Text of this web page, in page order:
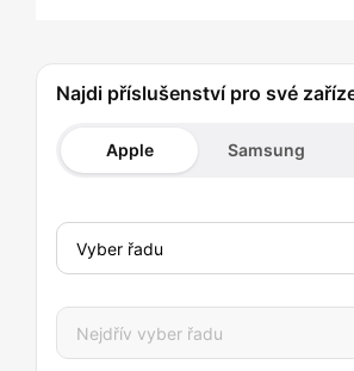
Najdi příslušenství pro své
Apple Samsung